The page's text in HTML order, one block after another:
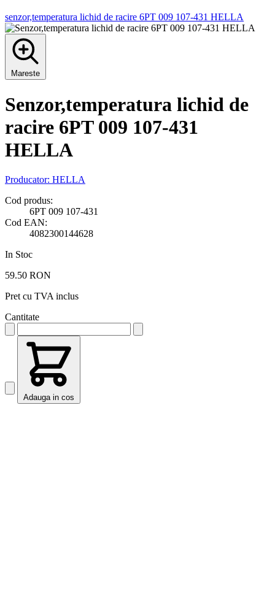
senzor,temperatura lichid de racire 6PT 009 107-431 HELLA
Mareste
Senzor,temperatura lichid de
racire 6PT 009 107-431
HELLA
Producator: HELLA
Cod produs:
6PT 009 107-431
Cod EAN:
4082300144628
In Stoc
59.50 RON
Pret cu TVA inclus
Cantitate
Adauga in cos